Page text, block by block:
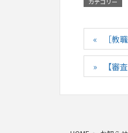
［教
【審